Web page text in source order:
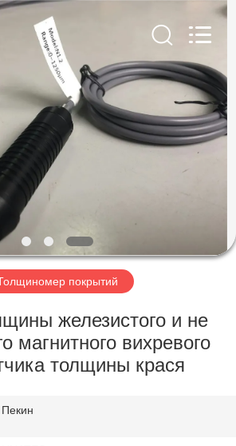
покрытий
железистого и не
магнитного вихревого
толщины крася
Пекин